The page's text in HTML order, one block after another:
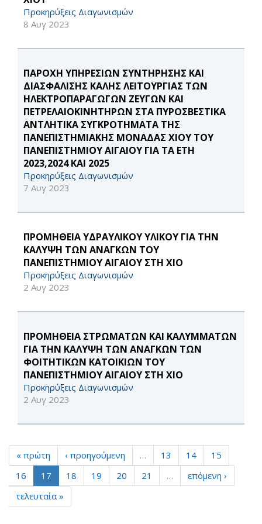
Προκηρύξεις Διαγωνισμών
8 Αυγ 2023
ΠΑΡΟΧΗ ΥΠΗΡΕΣΙΩΝ ΣΥΝΤΗΡΗΣΗΣ ΚΑΙ
ΔΙΑΣΦΑΛΙΣΗΣ ΚΑΛΗΣ ΛΕΙΤΟΥΡΓΙΑΣ ΤΩΝ
ΗΛΕΚΤΡΟΠΑΡΑΓΩΓΩΝ ΖΕΥΓΩΝ ΚΑΙ
ΠΕΤΡΕΛΑΙΟΚΙΝΗΤΗΡΩΝ ΣΤΑ ΠΥΡΟΣΒΕΣΤΙΚΑ
ΑΝΤΛΗΤΙΚΑ ΣΥΓΚΡΟΤΗΜΑΤΑ ΤΗΣ
ΠΑΝΕΠΙΣΤΗΜΙΑΚΗΣ ΜΟΝΑΔΑΣ ΧΙΟΥ ΤΟΥ
ΠΑΝΕΠΙΣΤΗΜΙΟΥ ΑΙΓΑΙΟΥ ΓΙΑ ΤΑ ΕΤΗ
2023,2024 ΚΑΙ 2025
Προκηρύξεις Διαγωνισμών
7 Αυγ 2023
ΠΡΟΜΗΘΕΙΑ ΥΔΡΑΥΛΙΚΟΥ ΥΛΙΚΟΥ ΓΙΑ ΤΗΝ
ΚΑΛΥΨΗ ΤΩΝ ΑΝΑΓΚΩΝ ΤΟΥ
ΠΑΝΕΠΙΣΤΗΜΙΟΥ ΑΙΓΑΙΟΥ ΣΤΗ ΧΙΟ
Προκηρύξεις Διαγωνισμών
2 Αυγ 2023
ΠΡΟΜΗΘΕΙΑ ΣΤΡΩΜΑΤΩΝ ΚΑΙ ΚΑΛΥΜΜΑΤΩΝ
ΓΙΑ ΤΗΝ ΚΑΛΥΨΗ ΤΩΝ ΑΝΑΓΚΩΝ ΤΩΝ
ΦΟΙΤΗΤΙΚΩΝ ΚΑΤΟΙΚΙΩΝ ΤΟΥ
ΠΑΝΕΠΙΣΤΗΜΙΟΥ ΑΙΓΑΙΟΥ ΣΤΗ ΧΙΟ
Προκηρύξεις Διαγωνισμών
2 Αυγ 2023
« πρώτη ‹ προηγούμενη … 13 14
15
16
17 18 19 20 21 …
επόμενη ›
τελευταία »